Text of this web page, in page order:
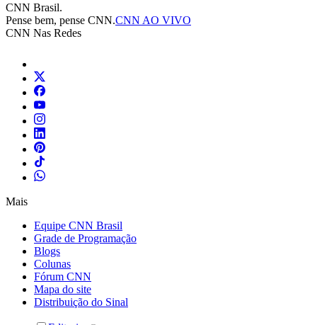
CNN Brasil.
Pense bem, pense CNN.CNN AO VIVO
CNN Nas Redes
Mais
Equipe CNN Brasil
Grade de Programação
Blogs
Colunas
Fórum CNN
Mapa do site
Distribuição do Sinal